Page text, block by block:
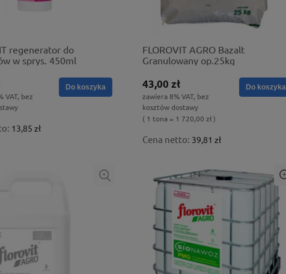
regenerator do
w sprys. 450ml
VAT, bez
13,85 zł
Do koszyka
FLOROVIT AGRO Bazalt
Granulowany op.25kg
43,00 zł
zawiera 8% VAT, bez
kosztów dostawy
( 1 tona = 1 720,00 zł )
Cena netto: 39,81 zł
Do koszyka